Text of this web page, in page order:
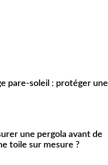
pare-soleil : protéger une
une pergola avant de
toile sur mesure ?